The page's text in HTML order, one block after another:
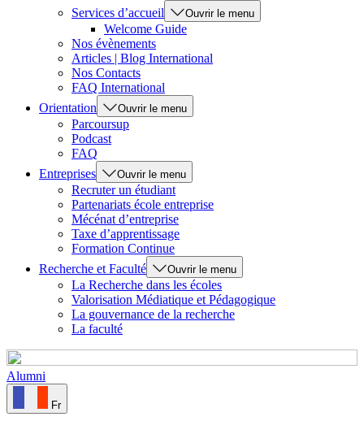
Services d’accueil
Ouvrir le menu
Welcome Guide
Nos évènements
Articles | Blog International
Nos Contacts
FAQ International
Orientation
Ouvrir le menu
Parcoursup
Podcast
FAQ
Entreprises
Ouvrir le menu
Recruter un étudiant
Partenariats école entreprise
Mécénat d’entreprise
Taxe d’apprentissage
Formation Continue
Recherche et Faculté
Ouvrir le menu
La Recherche dans les écoles
Valorisation Médiatique et Pédagogique
La gouvernance de la recherche
La faculté
Alumni
Fr